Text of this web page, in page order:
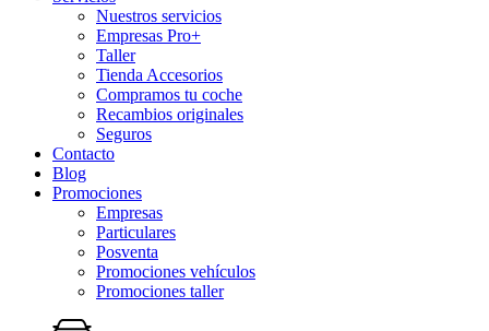
Nuestros servicios
Empresas Pro+
Taller
Tienda Accesorios
Compramos tu coche
Recambios originales
Seguros
Contacto
Blog
Promociones
Empresas
Particulares
Posventa
Promociones vehículos
Promociones taller